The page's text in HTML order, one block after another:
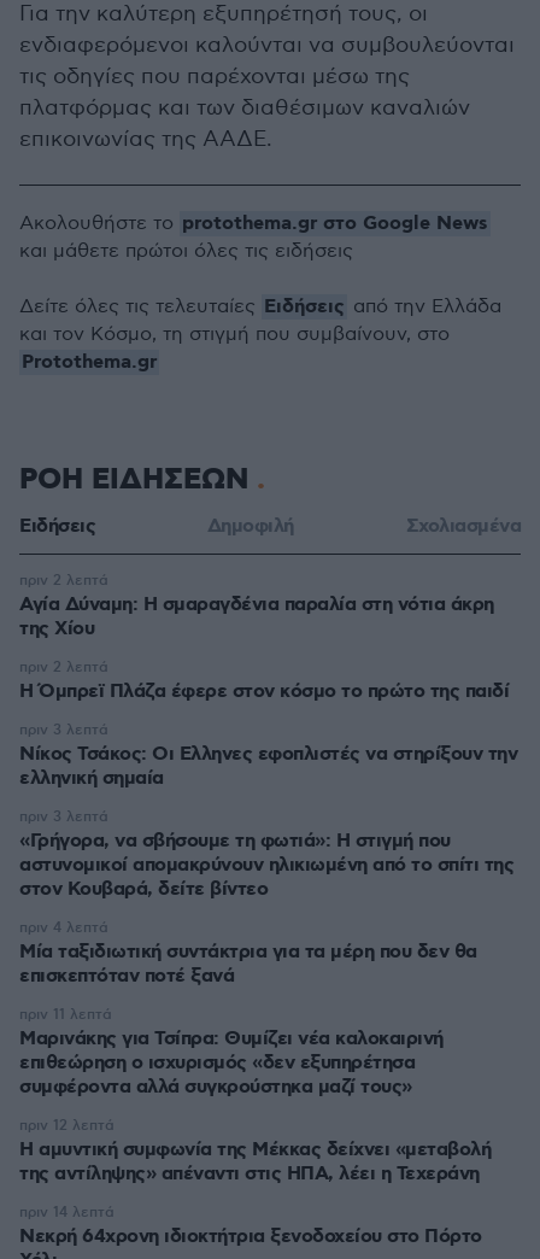
Για την καλύτερη εξυπηρέτησή τους, οι
ενδιαφερόμενοι καλούνται να συμβουλεύονται
τις οδηγίες που παρέχονται μέσω της
πλατφόρμας και των διαθέσιμων καναλιών
επικοινωνίας της ΑΑΔΕ.
Ακολουθήστε το protothema.gr στο Google News
και μάθετε πρώτοι όλες τις ειδήσεις
Δείτε όλες τις τελευταίες Ειδήσεις από την Ελλάδα
και τον Κόσμο, τη στιγμή που συμβαίνουν, στο
Protothema.gr
ΡΟΗ ΕΙΔΗΣΕΩΝ
Ειδήσεις Δημοφιλή Σχολιασμένα
Αγία Δύναμη: H σμαραγδένια παραλία στη νότια άκρη
της Χίου
πριν 2 λεπτά
Η Όμπρεϊ Πλάζα έφερε στον κόσμο το πρώτο της παιδί
πριν 2 λεπτά
Νίκος Τσάκος: Οι Ελληνες εφοπλιστές να στηρίξουν την
ελληνική σημαία
πριν 3 λεπτά
«Γρήγορα, να σβήσουμε τη φωτιά»: Η στιγμή που
αστυνομικοί απομακρύνουν ηλικιωμένη από το σπίτι της
στον Κουβαρά, δείτε βίντεο
πριν 3 λεπτά
Μία ταξιδιωτική συντάκτρια για τα μέρη που δεν θα
επισκεπτόταν ποτέ ξανά
πριν 4 λεπτά
Μαρινάκης για Τσίπρα: Θυμίζει νέα καλοκαιρινή
επιθεώρηση ο ισχυρισμός «δεν εξυπηρέτησα
συμφέροντα αλλά συγκρούστηκα μαζί τους»
πριν 11 λεπτά
Η αμυντική συμφωνία της Μέκκας δείχνει «μεταβολή
της αντίληψης» απέναντι στις ΗΠΑ, λέει η Τεχεράνη
πριν 12 λεπτά
Νεκρή 64χρονη ιδιοκτήτρια ξενοδοχείου στο Πόρτο
πριν 14 λεπτά